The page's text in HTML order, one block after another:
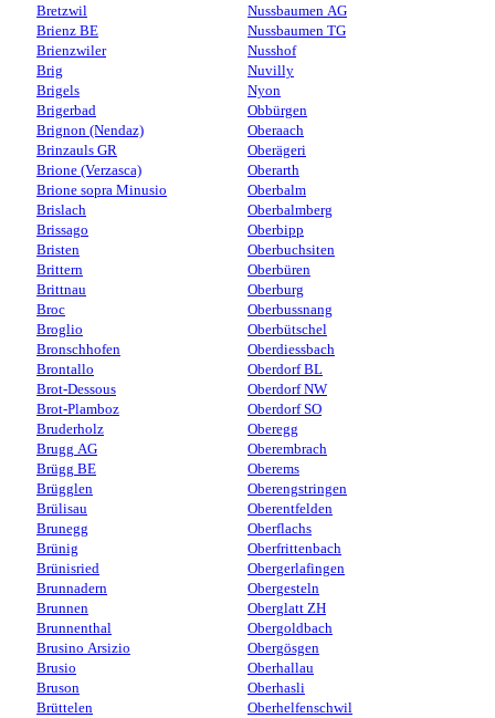
Bretzwil
Brienz BE
Brienzwiler
Brig
Brigels
Brigerbad
Brignon (Nendaz)
Brinzauls GR
Brione (Verzasca)
Brione sopra Minusio
Brislach
Brissago
Bristen
Brittern
Brittnau
Broc
Broglio
Bronschhofen
Brontallo
Brot-Dessous
Brot-Plamboz
Bruderholz
Brugg AG
Brügg BE
Brügglen
Brülisau
Brunegg
Brünig
Brünisried
Brunnadern
Brunnen
Brunnenthal
Brusino Arsizio
Brusio
Bruson
Brüttelen
Nussbaumen AG
Nussbaumen TG
Nusshof
Nuvilly
Nyon
Obbürgen
Oberaach
Oberägeri
Oberarth
Oberbalm
Oberbalmberg
Oberbipp
Oberbuchsiten
Oberbüren
Oberburg
Oberbussnang
Oberbütschel
Oberdiessbach
Oberdorf BL
Oberdorf NW
Oberdorf SO
Oberegg
Oberembrach
Oberems
Oberengstringen
Oberentfelden
Oberflachs
Oberfrittenbach
Obergerlafingen
Obergesteln
Oberglatt ZH
Obergoldbach
Obergösgen
Oberhallau
Oberhasli
Oberhelfenschwil